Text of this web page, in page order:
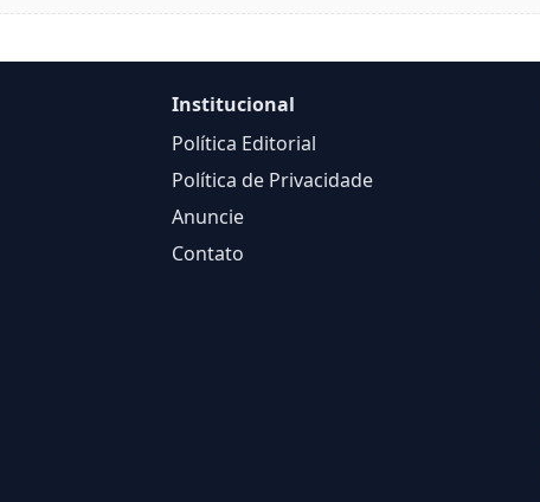
Institucional
Política Editorial
Política de Privacidade
Anuncie
Contato